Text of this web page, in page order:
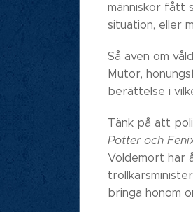
människor fått
situation, eller
Så även om
Mutor,
berättelse i
Tänk på att
Potter och
Voldemort har
bringa honom